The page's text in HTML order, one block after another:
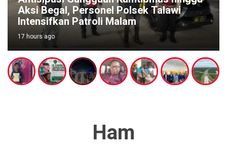
Aksi Begal, Personel Polsek Talawi
Intensifkan Patroli Malam
17 hours ago
Ham